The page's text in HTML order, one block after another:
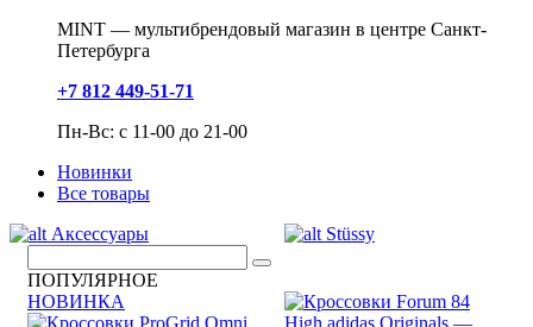
MINT — мультибрендовый магазин в центре Санкт-
Петербурга
+7 812 449-51-71
Пн-Вс: с 11-00 до 21-00
Новинки
Все товары
Аксессуары
Stüssy
ПОПУЛЯРНОЕ
НОВИНКА